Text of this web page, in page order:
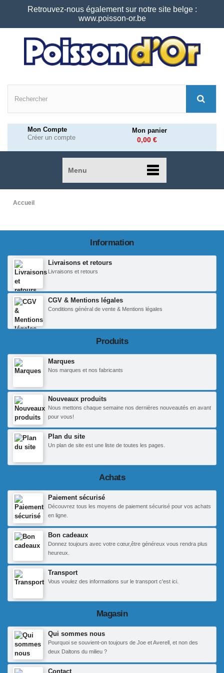
Retrouvez-nous également sur notre site belge :
www.poisson-or.be
Mon Compte
Créer un compte
Mon panier
0,00 €
Menu
Accueil
Information
Livraisons et retours
Livraisons et retours
CGV & Mentions légales
Conditions général de vente & Mentions légales
Produits
Marques
Nos marques et nos fabricants
Nouveaux produits
Nous mettons chaque semaine nos dernières nouveautés en avant
pour vous!
Plan du site
Un plan de site est une liste de toutes les pages.
Achats
Paiement sécurisé
Découvrez tous les moyens de paiement sécurisé pour vos achats
en ligne.
Bon cadeaux
Donnez toujours avec votre cœur,être généreux vous rendra plus
heureux.
Transport
Vous voulez des informations sur le transport c'est ici.
Magasin
Qui sommes nous
Pourquoi se souvient-on toujours de Joe et Averell, et non des
deux Daltons du milieu ?
Contact